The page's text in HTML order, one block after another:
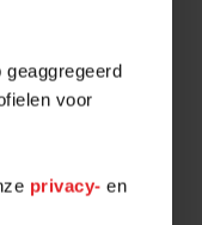
voor
privacy- en